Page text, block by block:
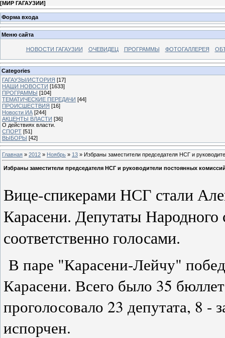
[МИР ГАГАУЗИИ]
Форма входа
Меню сайта
НОВОСТИ ГАГАУЗИИ ОЧЕВИДЕЦ ПРОГРАММЫ ФОТОГАЛЛЕРЕЯ
Categories
ГАГАУЗЫ/ИСТОРИЯ [17]
НАШИ НОВОСТИ [1633]
ПРОГРАММЫ [104]
ТЕМАТИЧЕСКИЕ ПЕРЕДАЧИ [44]
ПРОИСШЕСТВИЯ [16]
Новости ИА [244]
АКЦЕНТЫ ВЛАСТИ [36]
О действиях власти.
СПОРТ [51]
ВЫБОРЫ [42]
Главная » 2012 » Ноябрь » 13 » Избраны заместители председателя НСГ и
Избраны заместители председателя НСГ и руководители постоянных
Вице-спикерами НСГ стали
Карасени. Депутаты
соответственно голосами.
В паре "Карасени-Лейчу"
Карасени. Всего было 35
проголосовало 23 депутата, 8
испорчен.